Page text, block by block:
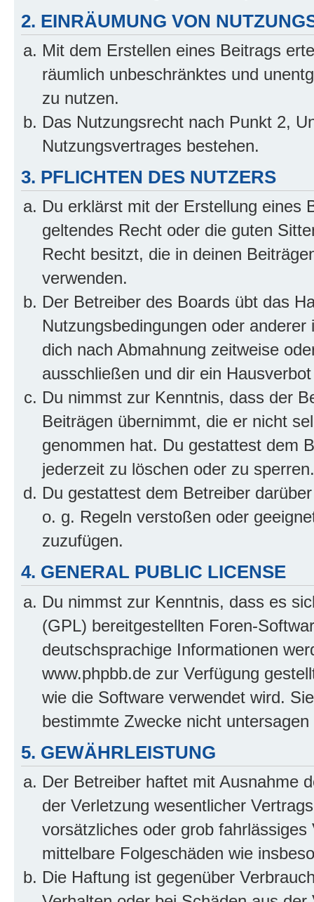
2. EINRÄUMUNG VON
Mit dem Erstellen eines Beitrags
räumlich unbeschränktes und
zu nutzen.
Das Nutzungsrecht nach Punkt 2,
Nutzungsvertrages bestehen.
3. PFLICHTEN DES NUTZERS
Du erklärst mit der Erstellung eines
geltendes Recht oder die guten
Recht besitzt, die in deinen
verwenden.
Der Betreiber des Boards übt das
Nutzungsbedingungen oder
dich nach Abmahnung zeitweise
ausschließen und dir ein
Du nimmst zur Kenntnis, dass der
Beiträgen übernimmt, die er nicht
genommen hat. Du gestattest dem
jederzeit zu löschen oder zu sperren.
Du gestattest dem Betreiber
o. g. Regeln verstoßen oder
zuzufügen.
4. GENERAL PUBLIC LICENSE
Du nimmst zur Kenntnis, dass es
(GPL) bereitgestellten Foren-
deutschsprachige Informationen
www.phpbb.de zur Verfügung
wie die Software verwendet wird.
bestimmte Zwecke nicht
5. GEWÄHRLEISTUNG
Der Betreiber haftet mit Ausnahme
der Verletzung wesentlicher
vorsätzliches oder grob
mittelbare Folgeschäden wie
Die Haftung ist gegenüber